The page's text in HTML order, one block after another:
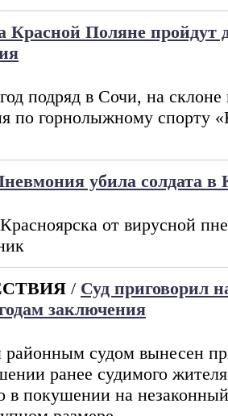
Красной Поляне пройдут
подряд в Сочи, на
по горнолыжному спорту
убила солдата в
от вирусной
/ Суд приговорил
заключения
судом вынесен
ранее судимого
в покушении на